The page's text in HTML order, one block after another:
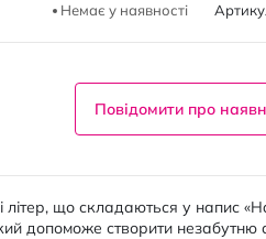
Немає у наявності
Повідомити про
що складаються у напис
допоможе створити незабутню